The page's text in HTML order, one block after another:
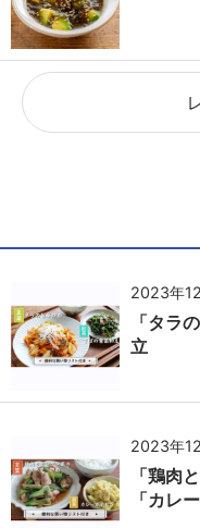
2023年
「タラ
立
2023年
「鶏肉
「カレ